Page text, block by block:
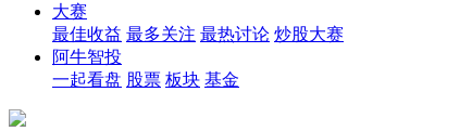
大赛
最佳收益 最多关注 最热讨论 炒股大赛
阿牛智投
一起看盘 股票 板块 基金